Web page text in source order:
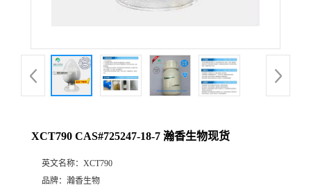
XCT790 CAS#725247-18-7 瀚香生物现货
英文名称： XCT790
品牌： 瀚香生物